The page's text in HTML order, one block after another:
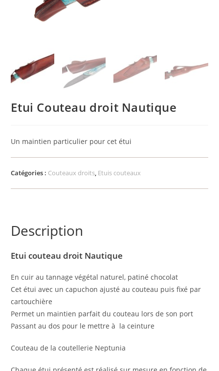
Etui Couteau droit Nautique
Un maintien particulier pour cet étui
Catégories : Couteaux droits, Etuis couteaux
Description
Etui couteau droit Nautique
En cuir au tannage végétal naturel, patiné chocolat
Cet étui avec un capuchon ajusté au couteau puis fixé par
cartouchière
Permet un maintien parfait du couteau lors de son port
Passant au dos pour le mettre à la ceinture
Couteau de la coutellerie Neptunia